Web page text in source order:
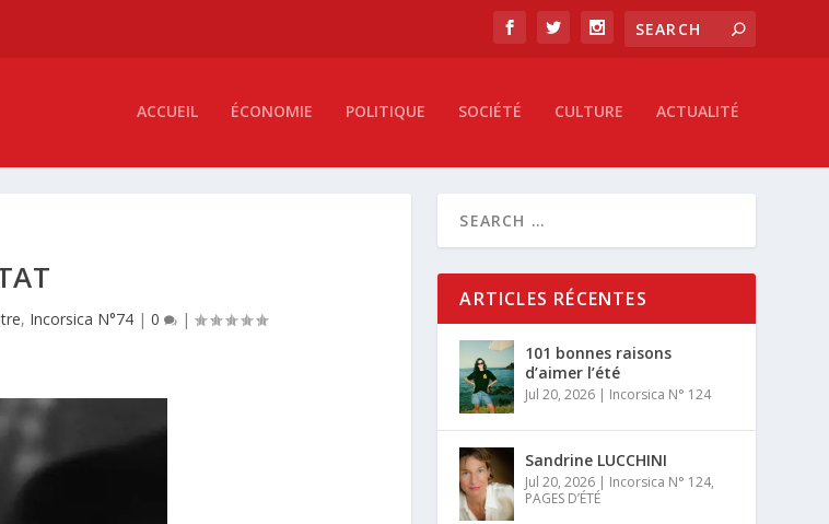
ACCUEIL ÉCONOMIE POLITIQUE SOCIÉTÉ CULTURE ACTUALITÉ
, Incorsica N°74| 0 |
ARTICLES RÉCENTES
101 bonnes raisons
d’aimer l’été
Jul 20, 2026 | Incorsica N° 124
Sandrine LUCCHINI
Jul 20, 2026 | Incorsica N° 124,
PAGES D’ÉTÉ